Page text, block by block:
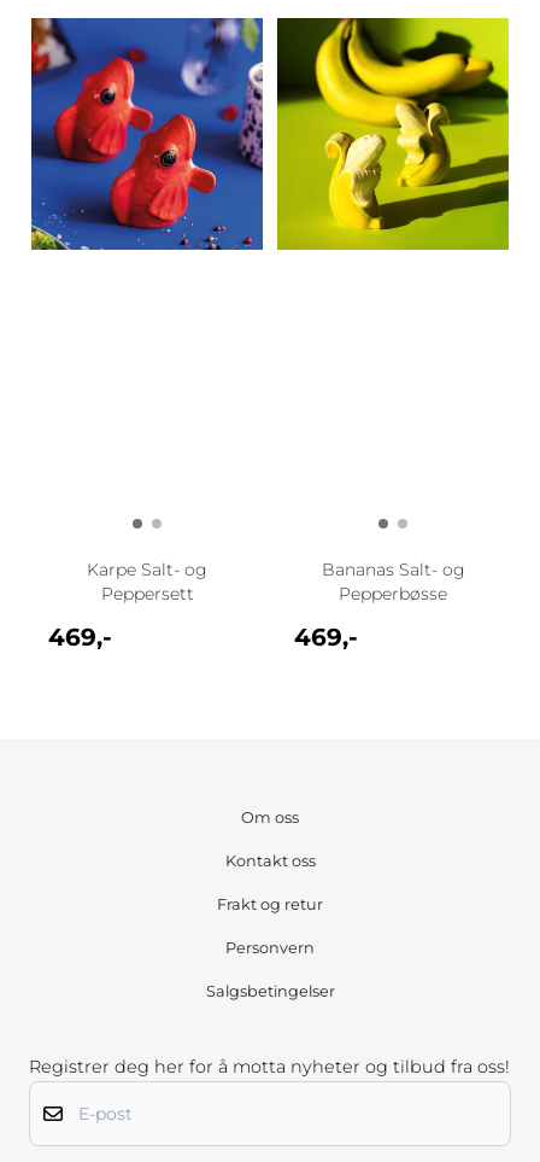
Karpe Salt- og
Peppersett
469,-
Bananas Salt- og
Pepperbøsse
469,-
Om oss
Kontakt oss
Frakt og retur
Personvern
Salgsbetingelser
Registrer deg her for å motta nyheter og tilbud fra oss!